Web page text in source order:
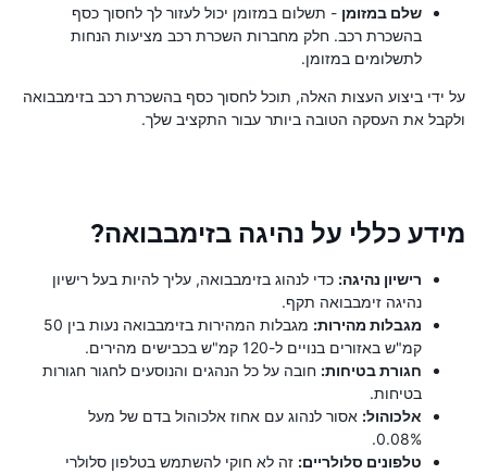
שלם במזומן - תשלום במזומן יכול לעזור לך לחסוך כסף
בהשכרת רכב. חלק מחברות השכרת רכב מציעות הנחות
לתשלומים במזומן.
על ידי ביצוע העצות האלה, תוכל לחסוך כסף בהשכרת רכב בזימבבואה
ולקבל את העסקה הטובה ביותר עבור התקציב שלך.
מידע כללי על נהיגה בזימבבואה?
רישיון נהיגה: כדי לנהוג בזימבבואה, עליך להיות בעל רישיון
נהיגה זימבבואה תקף.
מגבלות מהירות:
מגבלות המהירות בזימבבואה נעות בין 50
קמ"ש באזורים בנויים ל-120 קמ"ש בכבישים מהירים.
חגורת בטיחות: חובה על כל הנהגים והנוסעים לחגור חגורות
בטיחות.
אלכוהול: אסור לנהוג עם אחוז אלכוהול בדם של מעל
0.08%.
טלפונים סלולריים: זה לא חוקי להשתמש בטלפון סלולרי